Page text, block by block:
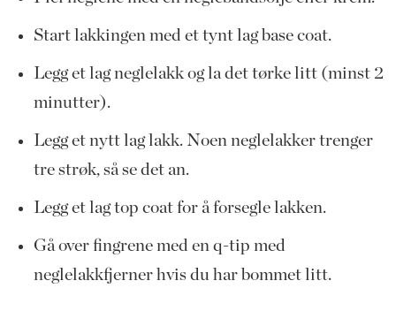
Start lakkingen med et tynt lag base coat.
Legg et lag neglelakk og la det tørke litt (minst 2
minutter).
Legg et nytt lag lakk. Noen neglelakker trenger
tre strøk, så se det an.
Legg et lag top coat for å forsegle lakken.
Gå over fingrene med en q-tip med
neglelakkfjerner hvis du har bommet litt.